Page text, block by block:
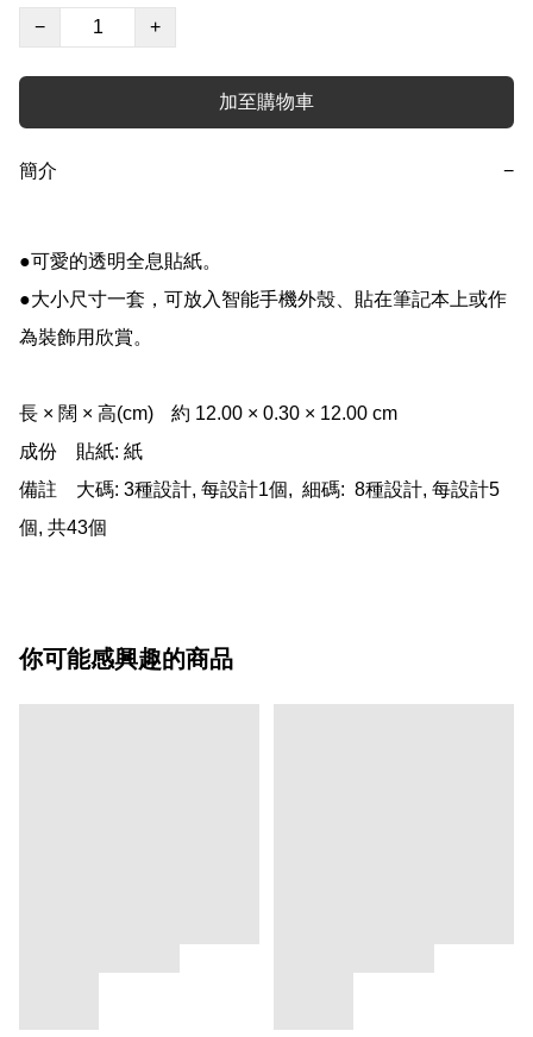
−
+
加至購物車
簡介 −
●可愛的透明全息貼紙。
●大小尺寸一套，可放入智能手機外殼、貼在筆記本上或作
為裝飾用欣賞。
長 × 闊 × 高(cm)	約 12.00 × 0.30 × 12.00 cm
成份	貼紙: 紙
備註	大碼: 3種設計, 每設計1個,  細碼:  8種設計, 每設計5
個, 共43個
你可能感興趣的商品